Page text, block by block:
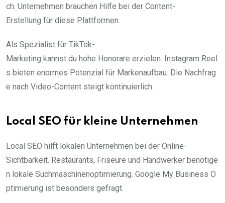
ch. Unternehmen brauchen Hilfe bei der Content-
Erstellung für diese Plattformen.
Als Spezialist für TikTok-
Marketing kannst du hohe Honorare erzielen. Instagram Reel
s bieten enormes Potenzial für Markenaufbau. Die Nachfrag
e nach Video-Content steigt kontinuierlich.
Local SEO für kleine Unternehmen
Local SEO hilft lokalen Unternehmen bei der Online-
Sichtbarkeit. Restaurants, Friseure und Handwerker benötige
n lokale Suchmaschinenoptimierung. Google My Business O
ptimierung ist besonders gefragt.